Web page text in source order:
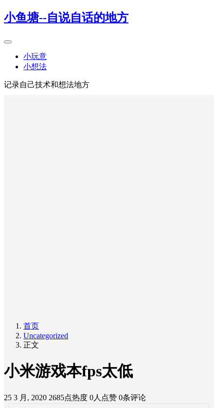
小鱼塘--自说自话的地方
小玩意
小想法
记录自己技术和想法地方
首页
Uncategorized
正文
小米游戏本fps太低
25 3 月, 2020 2685点热度 0人点赞 0条评论